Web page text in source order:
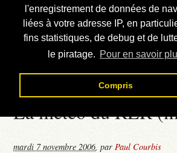
l'enregistrement de données de
liées à votre adresse IP, en
fins statistiques, de debug et de
le piratage. Pour en savoir
Compris
Liens externes
Téléchargement
Contact
La météo du RER
mardi 7 novembre 2006,parPaul Courbis